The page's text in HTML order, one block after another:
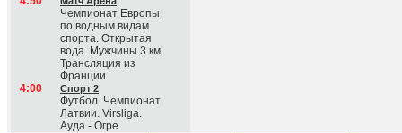
Чемпионат Европы
по водным видам
спорта. Открытая
вода. Мужчины 3 км.
Трансляция из
Франции
4:00
Спорт 2
Футбол. Чемпионат
Латвии. Virsliga.
Ауда - Огре